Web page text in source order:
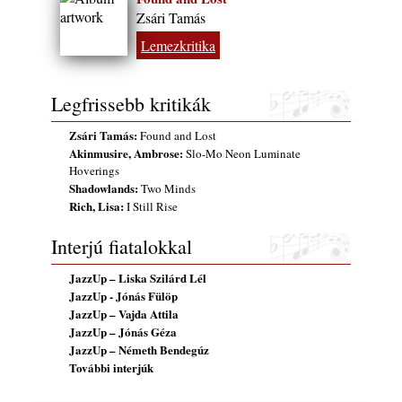
rész: Irving Ashby – Memoirs
2026. augusztus 04.
10 éve halt meg lapunk főszerkesztő-
2026. augusztus 04.
45 éve történt… Jazz-rock albumok 1981-
ből - Shakatak „Drivin’ Hard”
2026. augusztus 03.
Jazz a Márványteremben – Mizar (2008.
január 4.)
Gondolataim - 2026 (XI. évfolyam - 8. rész)
2026. augusztus 02.
Exkluzív interjú Bóna Lászlóval
2026. augusztus 01.
Ma 40 éves Gyarmati Gábor és 54 éves
Florian Ross
Zsári Tamás
Lemezkritika
Legfrissebb kritikák
Zsári Tamás:Found and Lost
Akinmusire, Ambrose:Slo-Mo Neon Luminate
Hoverings
Shadowlands:Two Minds
Rich, Lisa:I Still Rise
Interjú fiatalokkal
JazzUp – Liska Szilárd Lél
JazzUp - Jónás Fülöp
JazzUp – Vajda Attila
JazzUp – Jónás Géza
JazzUp – Németh Bendegúz
További interjúk